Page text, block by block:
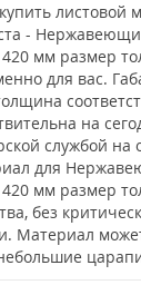
листовой
-
420 мм размер
для вас.
на
службой на
для
420 мм размер
без
Материал